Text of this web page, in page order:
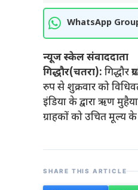
WhatsApp
न्यूज स्केल संवाददाता
गिद्धौर(चतरा):
रुप से शुक्रवार को
इंडिया के द्वारा ऋण
ग्राहकों को उचित मूल्य
SHARE THIS ARTICLE